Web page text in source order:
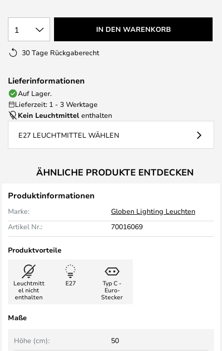
1 IN DEN WARENKORB
30 Tage Rückgaberecht
Lieferinformationen
Auf Lager.
Lieferzeit: 1 - 3 Werktage
Kein Leuchtmittel enthalten
E27 LEUCHTMITTEL WÄHLEN
ÄHNLICHE PRODUKTE ENTDECKEN
Produktinformationen
Marke:
Globen Lighting Leuchten
Artikel Nr.:
70016069
Produktvorteile
Leuchtmitt
el nicht
enthalten
E27
Typ C -
Euro-
Stecker
Maße
Höhe (cm): 50